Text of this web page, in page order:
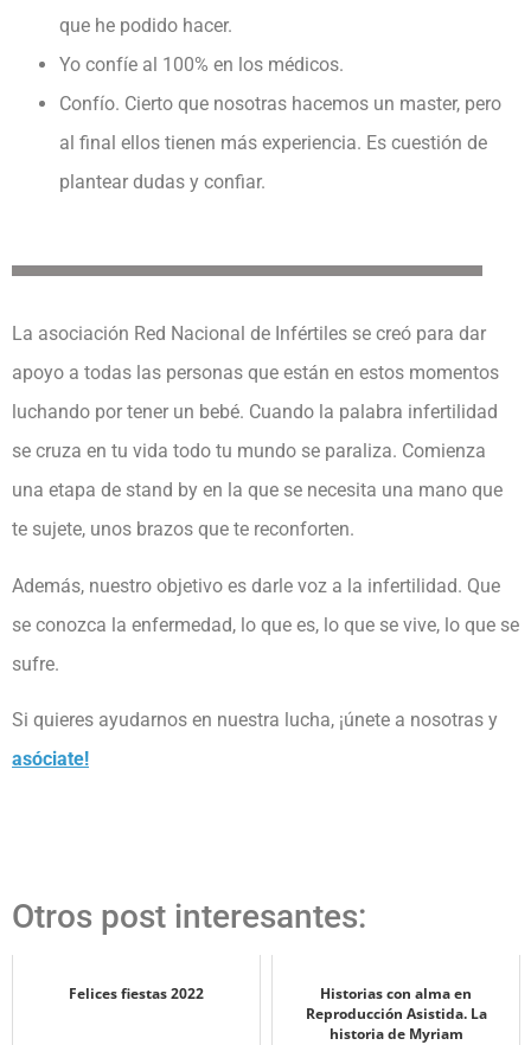
que he podido hacer.
Yo confíe al 100% en los médicos.
Confío. Cierto que nosotras hacemos un master, pero
al final ellos tienen más experiencia. Es cuestión de
plantear dudas y confiar.
La asociación Red Nacional de Infértiles se creó para dar
apoyo a todas las personas que están en estos momentos
luchando por tener un bebé. Cuando la palabra infertilidad
se cruza en tu vida todo tu mundo se paraliza. Comienza
una etapa de stand by en la que se necesita una mano que
te sujete, unos brazos que te reconforten.
Además, nuestro objetivo es darle voz a la infertilidad. Que
se conozca la enfermedad, lo que es, lo que se vive, lo que se
sufre.
Si quieres ayudarnos en nuestra lucha, ¡únete a nosotras y
asóciate!
Otros post interesantes:
Felices fiestas 2022
Historias con alma en
Reproducción Asistida. La
historia de Myriam